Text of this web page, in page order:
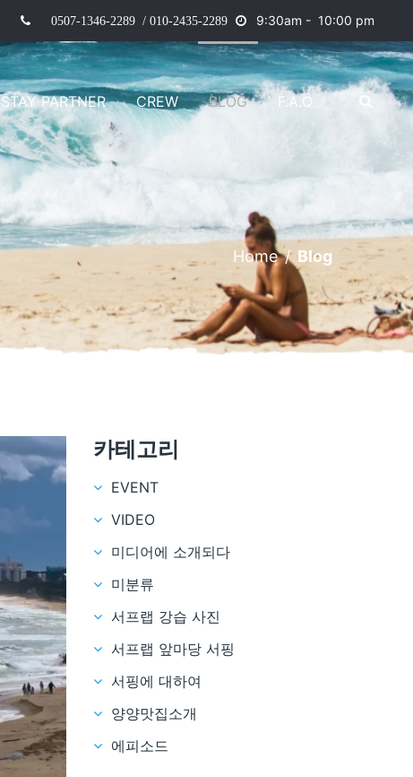
0507-1346-2289 / 010-2435-2289 9:30am - 10:00 pm
STAY PARTNER CREW BLOG F.A.Q.
Home/ Blog
카테고리
EVENT
VIDEO
미디어에 소개되다
미분류
서프랩 강습 사진
서프랩 앞마당 서핑
서핑에 대하여
양양맛집소개
에피소드